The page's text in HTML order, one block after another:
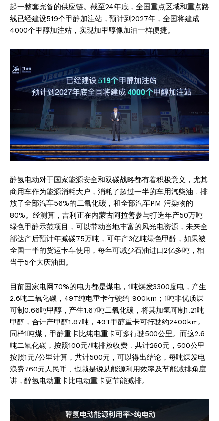
起一整套完备的供应链。截至24年底，全国重点区域和重点路
线已经建设519个甲醇加注站，预计到2027年，全国将建成
4000个甲醇加注站，实现加甲醇像加油一样便捷。
醇氢电动对于国家能源安全和双碳战略都有着积极意义，尤其
商用车作为能源消耗大户，消耗了超过一半的车用汽柴油，排
放了全部汽车56%的二氧化碳，和全部汽车PM 污染物的
80%。经测算，吉利正在内蒙古阿拉善参与打造年产50万吨
绿色甲醇示范项目，可以带动当地丰富的风光电资源，未来全
部达产后预计年减碳75万吨，可年产3亿吨绿色甲醇，如果被
全国一半的货运卡车使用，每年可减少石油进口2亿多吨，相
当于5个大庆油田。
目前国家电网70%的电力都是煤电，1吨煤发3300度电，产生
2.6吨二氧化碳，49T纯电重卡行驶约1900km；1吨非优质煤
可制0.66吨甲醇，产生1.67吨二氧化碳，将其加氢可制1.21吨
甲醇，合计产甲醇1.87吨，49T甲醇重卡可行驶约2400km。
同样1吨煤，甲醇重卡比纯电重卡可多行驶500公里。而这2.6
吨二氧化碳，按照100元/吨排放收费，共计260元，500公里
按照1元/公里计算，共计500元，可以得出结论，每吨煤发电
浪费760元人民币，也就是说从能源利用效率及节能减排角度
讲，醇氢电动重卡比电动重卡更节能减排。